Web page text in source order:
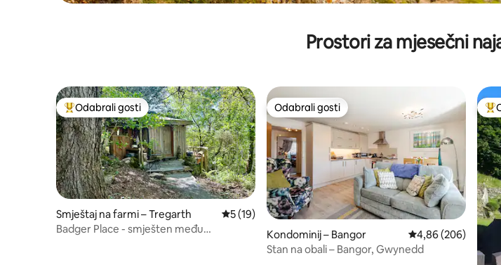
Prostori za mjesečni
Među najviše rangiranima s oznakom „Odabrali gosti”
Odabrali gosti
Smještaj na farmi – Tregarth Prosječna ocjena: 5/5, recenzija: 19
5 (19)
Badger Place - smješten među
Odabrali gosti
Odabrali gosti
Kondominij – Bangor Prosječna ocjena:
4,86 (206)
Stan na obali – Bangor, Gwynedd